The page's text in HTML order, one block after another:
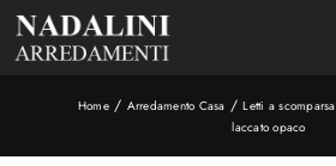
Home/ Arredamento Casa /Letti a scomparsa
laccato opaco